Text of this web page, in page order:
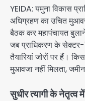
YEIDA: यमुना विकास
अधिग्रहण का उचित
बैठक कर महापंचायत
जब प्राधिकरण के सेक्टर-
तैयारियां जोरों पर हैं।
मुआवजा नहीं मिलता, जमीन
सुधीर त्यागी के नेतृत्व